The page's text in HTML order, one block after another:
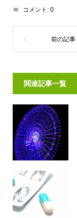
コメント: 0
関連記事一覧